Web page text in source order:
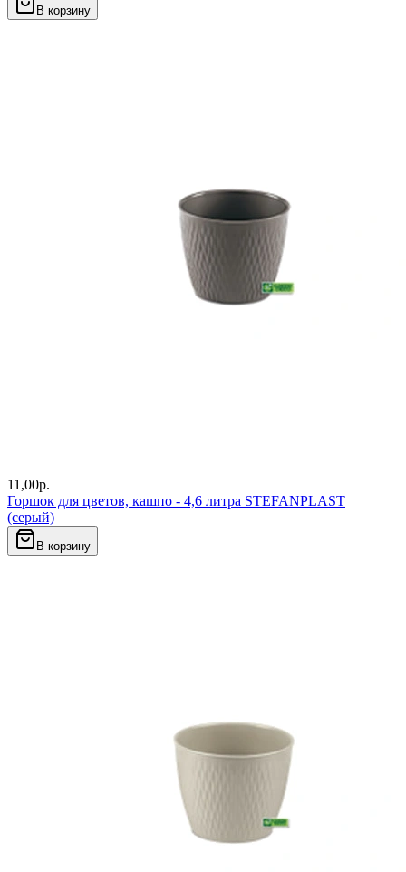
В корзину
11,00р.
Горшок для цветов, кашпо - 4,6 литра STEFANPLAST
(серый)
В корзину